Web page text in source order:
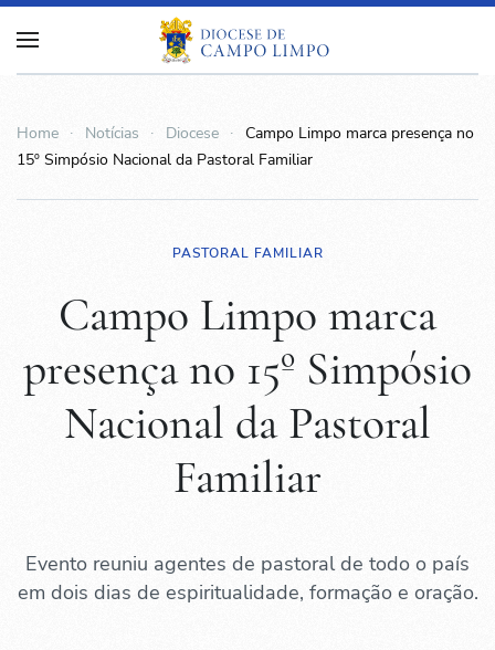
Home Notícias Diocese
Campo Limpo marca presença no
15º Simpósio Nacional da Pastoral Familiar
PASTORAL FAMILIAR
Campo Limpo marca
presença no 15º Simpósio
Nacional da Pastoral
Familiar
Evento reuniu agentes de pastoral de todo o país
em dois dias de espiritualidade, formação e oração.